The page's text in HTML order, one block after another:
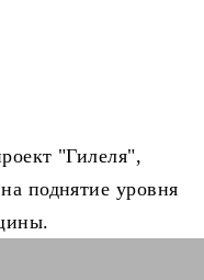
"Гилеля",
поднятие уровня